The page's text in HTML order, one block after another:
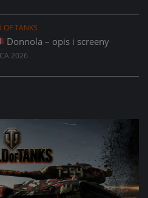
OF TANKS
Donnola – opis i screeny
2026